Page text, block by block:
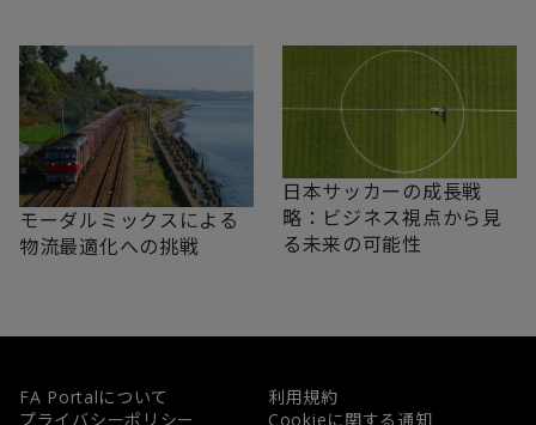
モーダルミックスによる
物流最適化への挑戦
日本サッカーの成長戦
略：ビジネス視点から見
る未来の可能性
FA Portalについて
利用規約
プライバシーポリシー
Cookieに関する通知